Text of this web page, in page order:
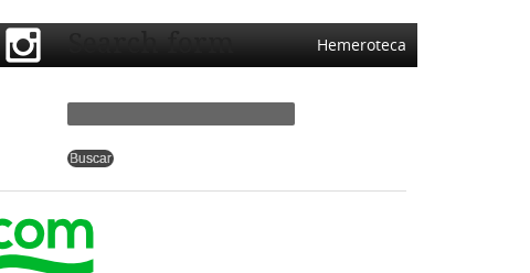
Hemeroteca
Search form